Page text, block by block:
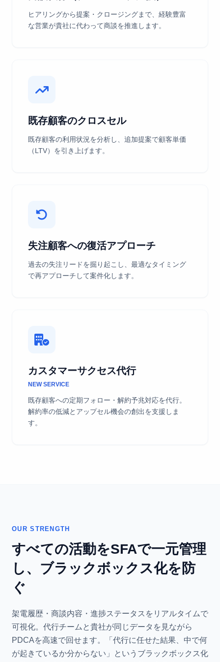
ヒアリングから提案・クロージングまで、経験豊富
な営業が貴社に代わって商談を推進します。
既存顧客のクロスセル
既存顧客の利用状況を分析し、追加提案で顧客単価
（LTV）を引き上げます。
失注顧客への復活アプローチ
過去の失注リードを掘り起こし、最適なタイミング
で再アプローチして案件化します。
カスタマーサクセス代行
NEW SERVICE
既存顧客への定期フォロー・解約予兆対応を代行。
解約率の低減とアップセル機会の創出を支援しま
す。
OUR STRENGTH
すべての活動をSFAで一元管理
し、ブラックボックス化を防
ぐ
架電履歴・商談内容・進捗ステータスをリアルタイムで
可視化。代行チームと貴社が同じデータを見ながら
PDCAを高速で回せます。「代行に任せた結果、中で何
が起きているか分からない」というブラックボックス化